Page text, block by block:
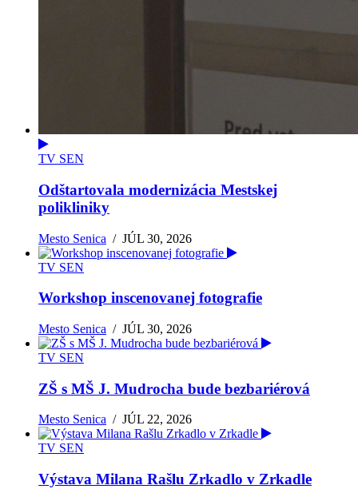
TV SEN
Odštartovala modernizácia Mestskej
polikliniky
Mesto Senica /JÚL 30, 2026
TV SEN
Workshop inscenovanej fotografie
Mesto Senica /JÚL 30, 2026
TV SEN
ZŠ s MŠ J. Mudrocha bude bezbariérová
Mesto Senica /JÚL 22, 2026
TV SEN
Výstava Milana Rašlu Zrkadlo v Zrkadle